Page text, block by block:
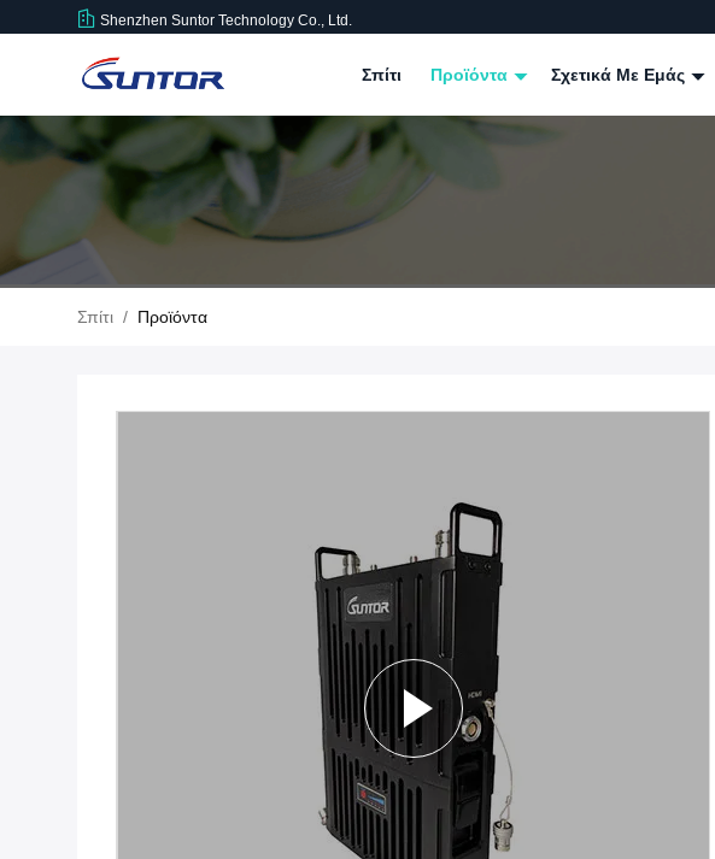
Shenzhen Suntor Technology Co., Ltd.
Σπίτι Προϊόντα Σχετικά Με Εμάς
Σπίτι / Προϊόντα